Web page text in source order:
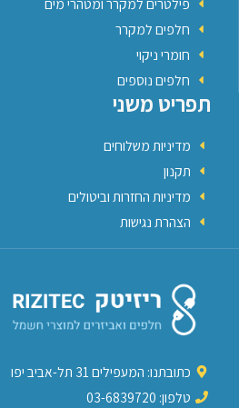
חלפים למקרר
חומרי ניקוי
חלפים נוספים
תפריט משני
מדיניות משלוחים
תקנון
מדיניות החזרות וביטולים
הצהרת נגישות
כתובתנו: המעפילים 31 תל-אביב יפו
טלפון: 03-6839720